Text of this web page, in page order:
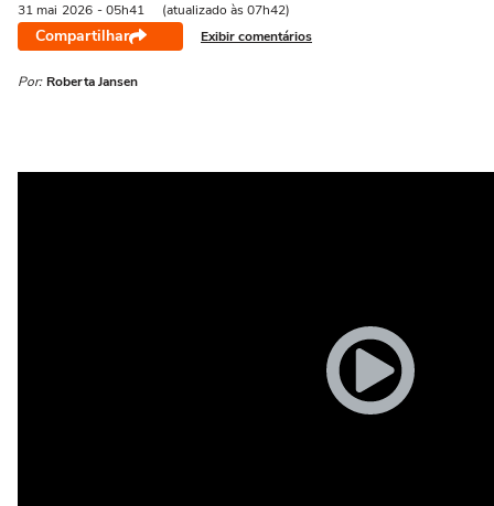
31 mai 2026 - 05h41 (atualizado às 07h42)
Compartilhar Exibir comentários
Por: Roberta Jansen